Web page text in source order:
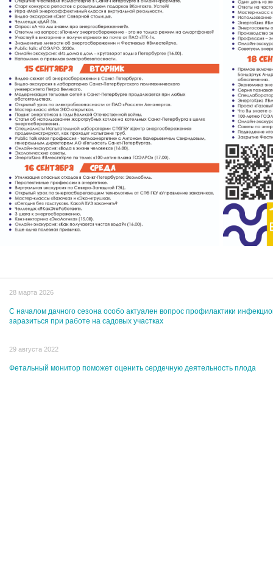
28 марта 2026
С началом дачного сезона особо актуален вопрос профилактики
заразиться при работе на садовых участках
29 августа 2022
Фетальный монитор поможет оценить сердечную деятельность плода